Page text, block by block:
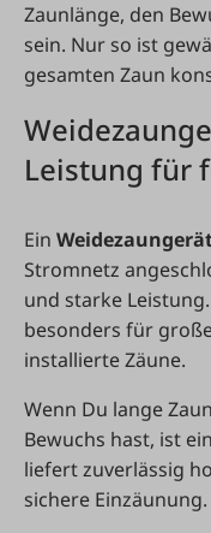
Zaunlänge, den
sein. Nur so ist
gesamten Zaun
Leistung für
Ein
Stromnetz
und starke
besonders für
installierte Zäune.
Wenn Du lange
Bewuchs hast, ist
liefert zuverlässig
sichere Einzäunung.